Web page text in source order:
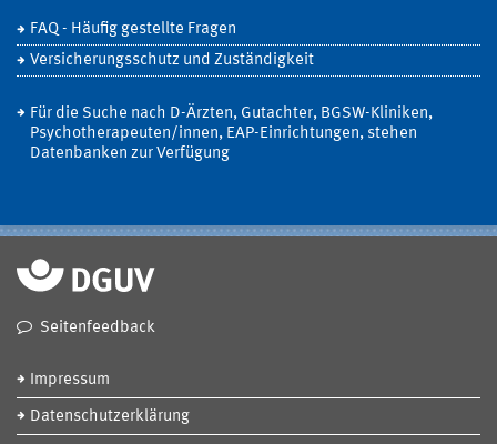
FAQ - Häufig gestellte Fragen
Versicherungsschutz und Zuständigkeit
Für die Suche nach D-Ärzten, Gutachter, BGSW-Kliniken,
Psychotherapeuten/innen, EAP-Einrichtungen, stehen
Datenbanken zur Verfügung
Seitenfeedback
Impressum
Datenschutzerklärung